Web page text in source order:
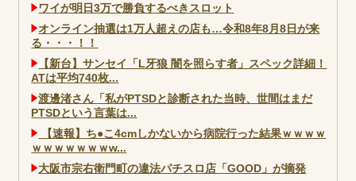
ワイが明日3万で勝負するべきスロット
オンライン抽選は1万人超えの店も…令和8年8月8日が来
る・・・！！
【新台】サンセイ「L牙狼 闇を照らす者」スペック詳細！
ATは平均740枚...
渡邊渚さん「私がPTSDと診断された当時、世間はまだ
PTSDという言葉は...
【速報】ち●こ4cmしかないから病院行った結果ｗｗｗｗ
ｗｗｗｗｗｗｗw...
大阪市宗右衛門町の違法パチスロ店「GOOD」が摘発